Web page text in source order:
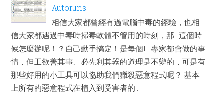
Autoruns
相信大家都曾經有過電腦中毒的經驗，也相
信大家都遇過中毒時掃毒軟體不管用的時刻，那...這個時
候怎麼辦呢！？自己動手搞定！是每個IT專家都會做的事
情，但工欲善其事、必先利其器的道理是不變的，可是有
那些好用的小工具可以協助我們獵殺惡意程式呢？ 基本
上所有的惡意程式在植入到受害者的...